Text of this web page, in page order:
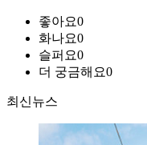
좋아요0
화나요0
슬퍼요0
더 궁금해요0
최신뉴스